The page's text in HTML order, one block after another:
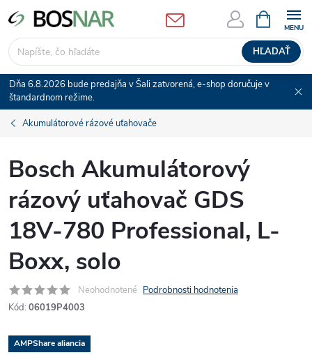
Prejsť
na
obsah
HĽADAŤ
KOŠÍK
Dňa 6.8.2026 bude predajňa v Šali zatvorená, e-shop doručuje v
štandardnom režime.
Akumulátorové rázové uťahovače
Bosch Akumulátorový
rázový uťahovač GDS
18V-780 Professional, L-
Boxx, solo
Neohodnotené Podrobnosti hodnotenia
Kód: 06019P4003
AMPShare aliancia